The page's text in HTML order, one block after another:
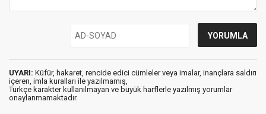
UYARI: Küfür, hakaret, rencide edici cümleler veya imalar, inançlara saldırı
içeren, imla kuralları ile yazılmamış,
Türkçe karakter kullanılmayan ve büyük harflerle yazılmış yorumlar
onaylanmamaktadır.